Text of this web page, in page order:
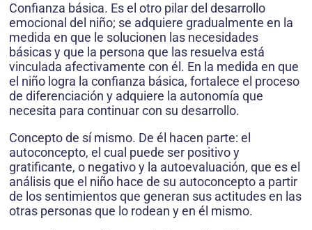
Confianza básica. Es el otro pilar del desarrollo
emocional del niño; se adquiere gradualmente en la
medida en que le solucionen las necesidades
básicas y que la persona que las resuelva está
vinculada afectivamente con él. En la medida en que
el niño logra la confianza básica, fortalece el proceso
de diferenciación y adquiere la autonomía que
necesita para continuar con su desarrollo.
Concepto de sí mismo. De él hacen parte: el
autoconcepto, el cual puede ser positivo y
gratificante, o negativo y la autoevaluación, que es el
análisis que el niño hace de su autoconcepto a partir
de los sentimientos que generan sus actitudes en las
otras personas que lo rodean y en él mismo.